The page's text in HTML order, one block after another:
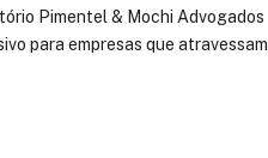
Pimentel & Mochi Advogados
para empresas que atravessam